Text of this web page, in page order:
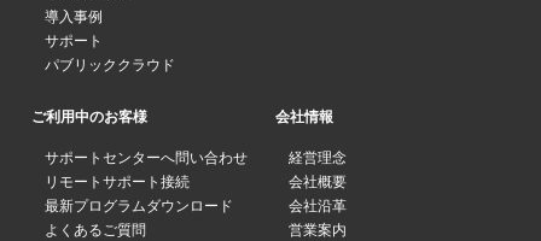
導入事例
サポート
パブリッククラウド
ご利用中のお客様
サポートセンターへ問い合わせ
リモートサポート接続
最新プログラムダウンロード
よくあるご質問
会社情報
経営理念
会社概要
会社沿革
営業案内